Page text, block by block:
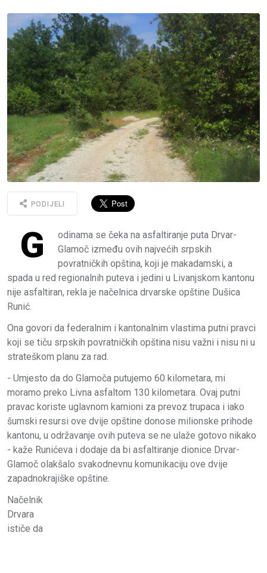
PODIJELI
G
odinama se čeka na asfaltiranje puta Drvar-
Glamoč između ovih najvećih srpskih
povratničkih opština, koji je makadamski, a
spada u red regionalnih puteva i jedini u Livanjskom kantonu
nije asfaltiran, rekla je načelnica drvarske opštine Dušica
Runić.
Ona govori da federalnim i kantonalnim vlastima putni pravci
koji se tiču srpskih povratničkih opština nisu važni i nisu ni u
strateškom planu za rad.
- Umjesto da do Glamoča putujemo 60 kilometara, mi
moramo preko Livna asfaltom 130 kilometara. Ovaj putni
pravac koriste uglavnom kamioni za prevoz trupaca i iako
šumski resursi ove dvije opštine donose milionske prihode
kantonu, u održavanje ovih puteva se ne ulaže gotovo nikako
- kaže Runićeva i dodaje da bi asfaltiranje dionice Drvar-
Glamoč olakšalo svakodnevnu komunikaciju ove dvije
zapadnokrajiške opštine.
Načelnik
Drvara
ističe da